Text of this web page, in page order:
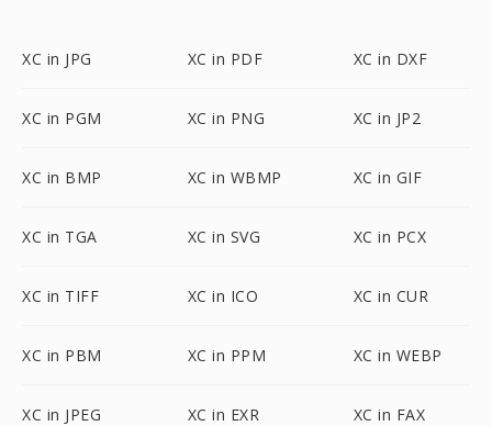
XC in JPG XC in PDF XC in DXF
XC in PGM XC in PNG XC in JP2
XC in BMP XC in WBMP XC in GIF
XC in TGA XC in SVG XC in PCX
XC in TIFF XC in ICO XC in CUR
XC in PBM XC in PPM XC in WEBP
XC in JPEG XC in EXR XC in FAX